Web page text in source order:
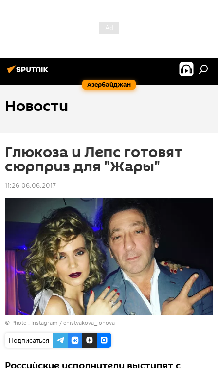
Азербайджан
Новости
Глюкоза и Лепс готовят
сюрприз для "Жары"
11:26 06.06.2017
© Photo : İnstagram / chistyakova_ionova
Подписаться